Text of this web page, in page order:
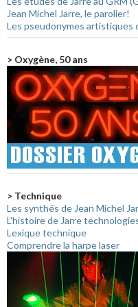
Jean Michel Jarre, le parolier!
Les pseudonymes artistiques
> Oxygène, 50 ans
> Technique
Les synthés de Jean Michel
L'histoire de Jarre
Lexique technique
Comprendre la harpe laser